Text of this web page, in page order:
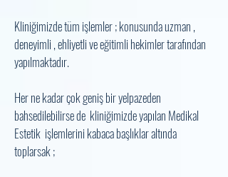
Kliniğimizde tüm işlemler ; konusunda uzman ,
deneyimli , ehliyetli ve eğitimli hekimler tarafından
yapılmaktadır.
Her ne kadar çok geniş bir yelpazeden
bahsedilebilirse de kliniğimizde yapılan Medikal
Estetik işlemlerini kabaca başlıklar altında
toplarsak ;